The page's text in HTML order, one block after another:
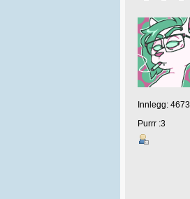
Innlegg: 4673
Purrr :3